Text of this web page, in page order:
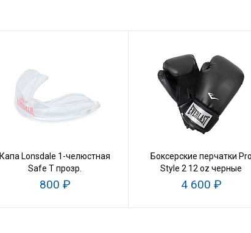
Капа Lonsdale 1-челюстная
Safe T прозр.
800 ₽
Боксерские перчатки Pro
Style 2 12 oz черные
4 600 ₽